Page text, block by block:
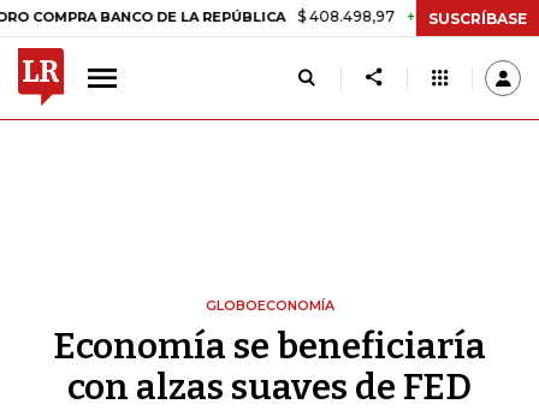
BANCO DE LA REPÚBLICA $ 408.498,97 +$ 8.753,81 +2,19%
SUSCRÍBASE
GLOBOECONOMÍA
Economía se beneficiaría
con alzas suaves de FED